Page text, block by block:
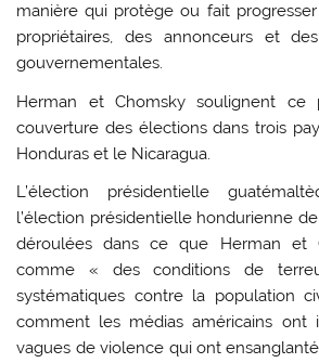
manière qui protège ou fait
propriétaires, des annonceurs et
gouvernementales.
Herman et Chomsky soulignent ce
couverture des élections dans trois
Honduras et le Nicaragua.
L’élection présidentielle
l’élection présidentielle hondurienne
déroulées dans ce que Herman et
comme « des conditions de
systématiques contre la population
comment les médias américains ont
vagues de violence qui ont